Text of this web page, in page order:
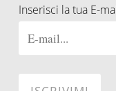
Inserisci la tua E-